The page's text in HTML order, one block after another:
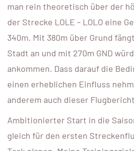
man rein theoretisch über der
der Strecke LOLE – LOLO eine
340m. Mit 380m über Grund
Stadt an und mit 270m GND
ankommen. Dass darauf die
einen erheblichen Einfluss
anderem auch dieser
Ambitionierter Start in die
gleich für den ersten